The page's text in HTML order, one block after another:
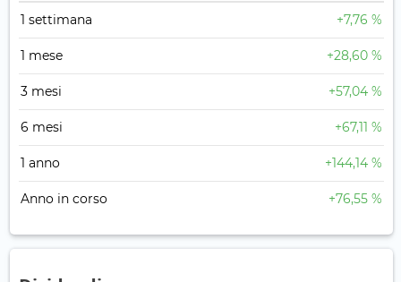
1 settimana +7,76 %
1 mese +28,60 %
3 mesi +57,04 %
6 mesi +67,11 %
1 anno +144,14 %
Anno in corso +76,55 %